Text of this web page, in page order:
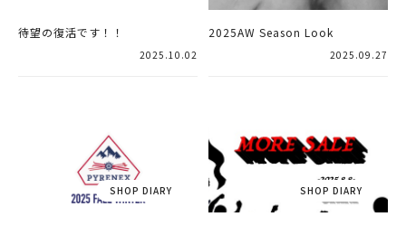
待望の復活です！！
2025.10.02
2025AW Season Look
2025.09.27